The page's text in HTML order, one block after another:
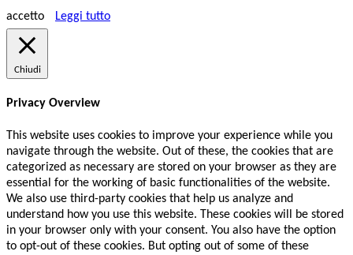
accetto
Leggi tutto
Chiudi
Privacy Overview
This website uses cookies to improve your experience while you
navigate through the website. Out of these, the cookies that are
categorized as necessary are stored on your browser as they are
essential for the working of basic functionalities of the website.
We also use third-party cookies that help us analyze and
understand how you use this website. These cookies will be stored
in your browser only with your consent. You also have the option
to opt-out of these cookies. But opting out of some of these